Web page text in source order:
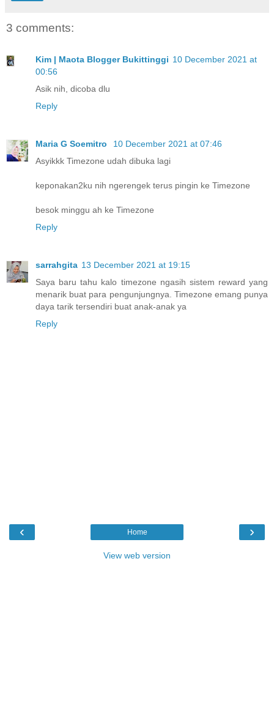
3 comments:
Kim | Maota Blogger Bukittinggi 10 December 2021 at
00:56
Asik nih, dicoba dlu
Reply
Maria G Soemitro
10 December 2021 at 07:46
Asyikkk Timezone udah dibuka lagi
keponakan2ku nih ngerengek terus pingin ke Timezone
besok minggu ah ke Timezone
Reply
sarrahgita 13 December 2021 at 19:15
Saya baru tahu kalo timezone ngasih sistem reward yang
menarik buat para pengunjungnya. Timezone emang punya
daya tarik tersendiri buat anak-anak ya
Reply
‹ ›
Home
View web version